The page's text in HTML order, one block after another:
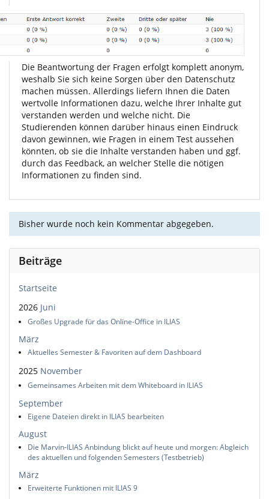
Die Beantwortung der Fragen erfolgt komplett anonym,
weshalb Sie sich keine Sorgen über den Datenschutz
machen müssen. Allerdings liefern Ihnen die Daten
wertvolle Informationen dazu, welche Ihrer Inhalte gut
verstanden werden und welche nicht. Die
Studierenden können darüber hinaus einen Eindruck
davon gewinnen, wie Fragen in einem Test aussehen
könnten, ob sie die Inhalte verstanden haben und ggf.
durch das Feedback, an welcher Stelle die nötigen
Informationen zu finden sind.
Bisher wurde noch kein Kommentar abgegeben.
Beiträge
Startseite
2026 Juni
Großes Upgrade für das Online-Office in ILIAS
März
Aktuelles Semester & Favoriten auf dem Dashboard
2025 November
Gemeinsames Arbeiten mit dem Whiteboard in ILIAS
September
Eigene Dateien direkt in ILIAS bearbeiten
August
Die Marvin-ILIAS Anbindung blickt auf heute und morgen: Abgleich
des aktuellen und folgenden Semesters (Testbetrieb)
März
Erweiterte Funktionen mit ILIAS 9